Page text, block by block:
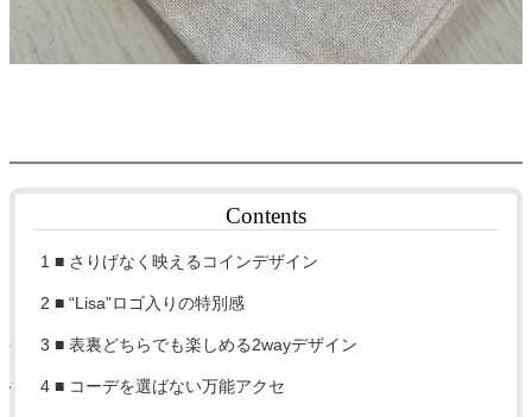
Contents
1 ■ さりげなく映えるコインデザイン
2 ■ “Lisa”ロゴ入りの特別感
3 ■ 表裏どちらでも楽しめる2wayデザイン
4 ■ コーデを選ばない万能アクセ